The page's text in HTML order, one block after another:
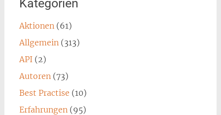
Kategorien
Aktionen(61)
Allgemein(313)
API(2)
Autoren(73)
Best Practise (10)
Erfahrungen(95)